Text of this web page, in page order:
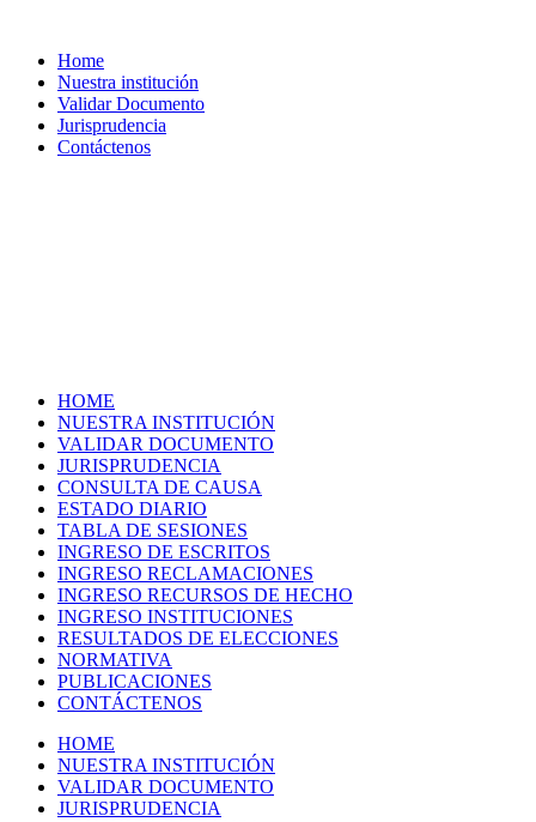
Home
Nuestra institución
Validar Documento
Jurisprudencia
Contáctenos
HOME
NUESTRA INSTITUCIÓN
VALIDAR DOCUMENTO
JURISPRUDENCIA
CONSULTA DE CAUSA
ESTADO DIARIO
TABLA DE SESIONES
INGRESO DE ESCRITOS
INGRESO RECLAMACIONES
INGRESO RECURSOS DE HECHO
INGRESO INSTITUCIONES
RESULTADOS DE ELECCIONES
NORMATIVA
PUBLICACIONES
CONTÁCTENOS
HOME
NUESTRA INSTITUCIÓN
VALIDAR DOCUMENTO
JURISPRUDENCIA